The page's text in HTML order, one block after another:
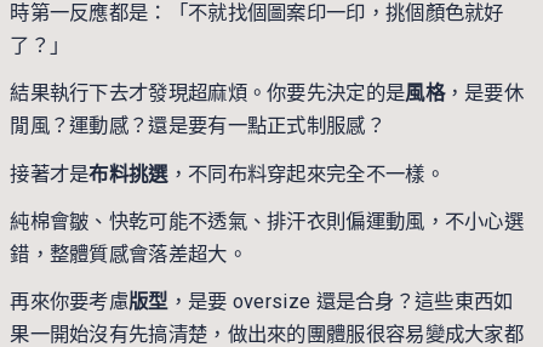
時第一反應都是：「不就找個圖案印一印，挑個顏色就好
了？」
結果執行下去才發現超麻煩。你要先決定的是風格，是要休
閒風？運動感？還是要有一點正式制服感？
接著才是布料挑選，不同布料穿起來完全不一樣。
純棉會皺、快乾可能不透氣、排汗衣則偏運動風，不小心選
錯，整體質感會落差超大。
再來你要考慮版型，是要 oversize 還是合身？這些東西如
果一開始沒有先搞清楚，做出來的團體服很容易變成大家都